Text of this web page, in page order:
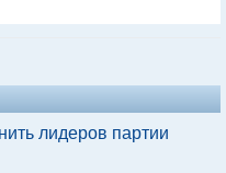
лидеров партии